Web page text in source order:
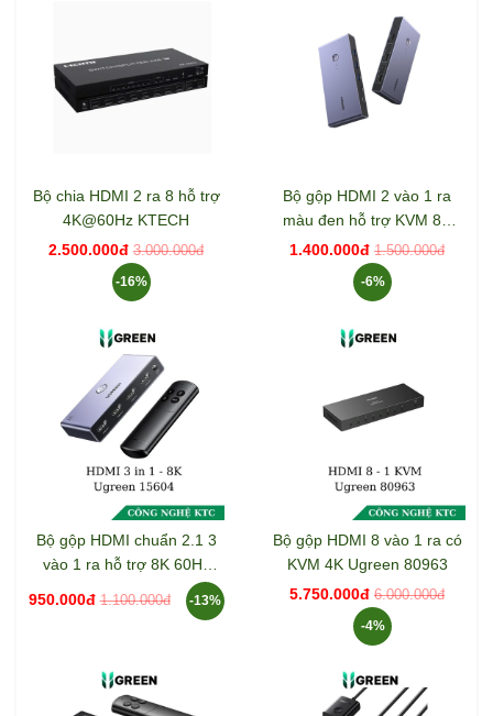
Bộ chia HDMI 2 ra 8 hỗ trợ
4K@60Hz KTECH
2.500.000đ 3.000.000đ
-16%
Bộ gộp HDMI 2 vào 1 ra
màu đen hỗ trợ KVM 8K
Ugreen 25961
1.400.000đ 1.500.000đ
-6%
Bộ gộp HDMI chuẩn 2.1 3
vào 1 ra hỗ trợ 8K 60Hz
950.000đ 1.100.000đ -13%
Bộ gộp HDMI 8 vào 1 ra có
KVM 4K Ugreen 80963
5.750.000đ 6.000.000đ
-4%